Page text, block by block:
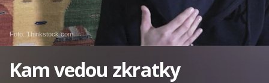
Foto: Thinkstock.com
Kam vedou zkratky